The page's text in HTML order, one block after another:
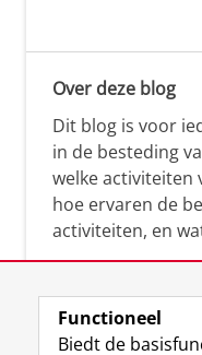
Over deze blog
Dit blog is voor
in de besteding
welke activiteiten
hoe ervaren de
activiteiten, en
Functioneel
Biedt de